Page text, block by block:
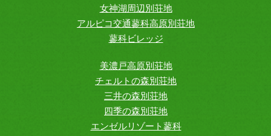
女神湖周辺別荘地
アルピコ交通蓼科高原別荘地
蓼科ビレッジ
美濃戸高原別荘地
チェルトの森別荘地
三井の森別荘地
四季の森別荘地
エンゼルリゾート蓼科